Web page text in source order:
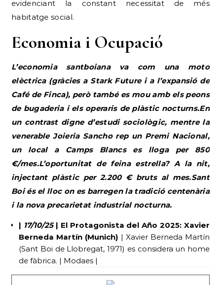
evidenciant la constant necessitat de més
habitatge social.
Economia i Ocupació
L’economia santboiana va com una moto
elèctrica (gràcies a Stark Future i a l’expansió de
Café de Finca), però també es mou amb els peons
de bugaderia i els operaris de plàstic nocturns.En
un contrast digne d’estudi sociològic, mentre la
venerable Joieria Sancho rep un Premi Nacional,
un local a Camps Blancs es lloga per 850
€/mes.L’oportunitat de feina estrella? A la nit,
injectant plàstic per 2.200 € bruts al mes.Sant
Boi és el lloc on es barregen la tradició centenària
i la nova precarietat industrial nocturna.
| 17/10/25| El Protagonista del Año 2025: Xavier
Berneda Martín (Munich) | Xavier Berneda Martín
(Sant Boi de Llobregat, 1971) es considera un home
de fàbrica. | Modaes |